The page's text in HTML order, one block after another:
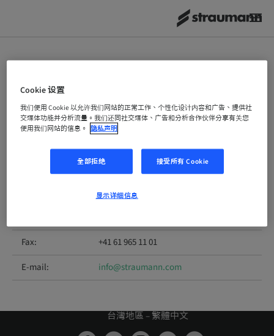
出版說明
規劃和實施：
Institut Straumann AG
4002 Basel
Fax:
+41 61 965 11 01
E-mail:
info@straumann.com
台灣地區 – 繁體中文
Cookie 设置
我们使用 Cookie 以允许我们网站的正常工作、个性化设计内容和广告、提供社
交媒体功能并分析流量。我们还同社交媒体、广告和分析合作伙伴分享有关您
使用我们网站的信息。 隐私声明
全部拒绝 接受所有 Cookie
显示详细信息